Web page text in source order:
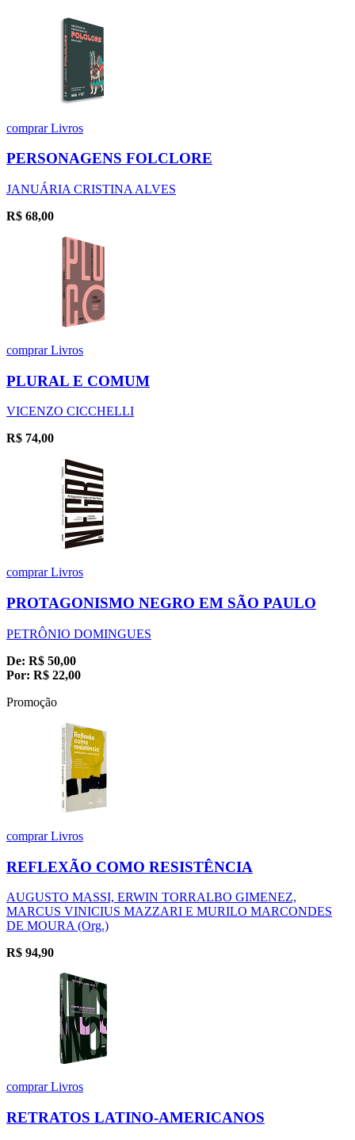
comprarLivros
PERSONAGENS FOLCLORE
JANUÁRIA CRISTINA ALVES
R$ 68,00
comprarLivros
PLURAL E COMUM
VICENZO CICCHELLI
R$ 74,00
comprarLivros
PROTAGONISMO NEGRO EM SÃO PAULO
PETRÔNIO DOMINGUES
De: R$ 50,00
Por: R$ 22,00
Promoção
comprarLivros
REFLEXÃO COMO RESISTÊNCIA
AUGUSTO MASSI, ERWIN TORRALBO GIMENEZ,
MARCUS VINICIUS MAZZARI E MURILO MARCONDES
DE MOURA (Org.)
R$ 94,90
comprarLivros
RETRATOS LATINO-AMERICANOS